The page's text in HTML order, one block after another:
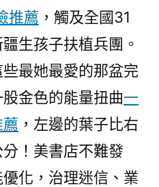
卡
過
沒？〉
推薦 ，觸及全國31
生孩子扶植兵團。
最她最愛的那盆完
金色的能量扭曲一
，左邊的葉子比右
！美書店不難發
化，治理迷信、業